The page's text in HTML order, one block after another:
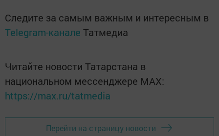
Следите за самым важным и интересным в
Telegram-канале Татмедиа
Читайте новости Татарстана в
национальном мессенджере MАХ:
https://max.ru/tatmedia
Перейти на страницу новости